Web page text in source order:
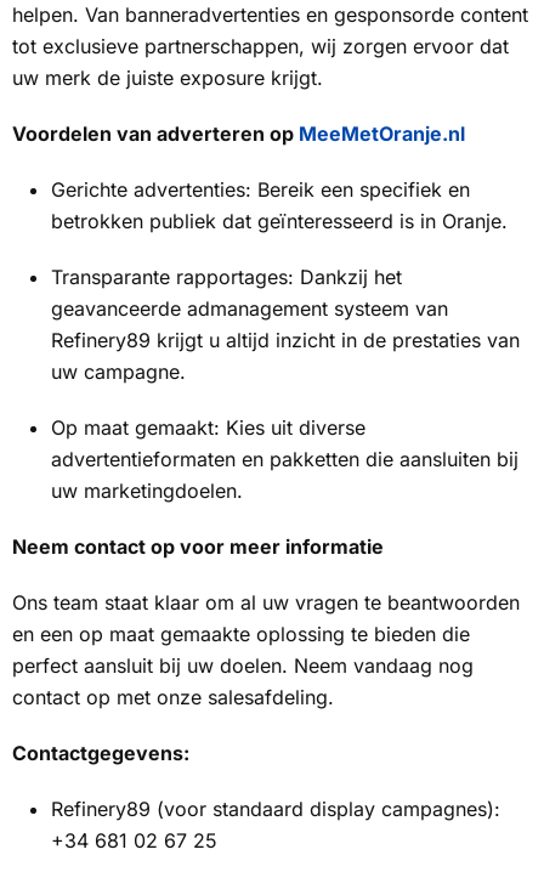
helpen. Van banneradvertenties en gesponsorde content
tot exclusieve partnerschappen, wij zorgen ervoor dat
uw merk de juiste exposure krijgt.
Voordelen van adverteren op MeeMetOranje.nl
Gerichte advertenties: Bereik een specifiek en
betrokken publiek dat geïnteresseerd is in Oranje.
Transparante rapportages: Dankzij het
geavanceerde admanagement systeem van
Refinery89 krijgt u altijd inzicht in de prestaties van
uw campagne.
Op maat gemaakt: Kies uit diverse
advertentieformaten en pakketten die aansluiten bij
uw marketingdoelen.
Neem contact op voor meer informatie
Ons team staat klaar om al uw vragen te beantwoorden
en een op maat gemaakte oplossing te bieden die
perfect aansluit bij uw doelen. Neem vandaag nog
contact op met onze salesafdeling.
Contactgegevens:
Refinery89 (voor standaard display campagnes):
+34 681 02 67 25